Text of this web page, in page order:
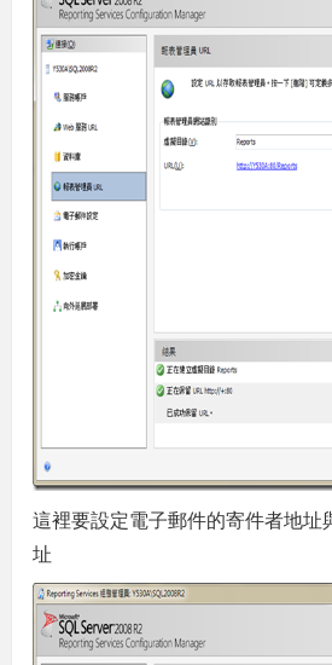
這裡要設定電子郵件的寄件者地址
址